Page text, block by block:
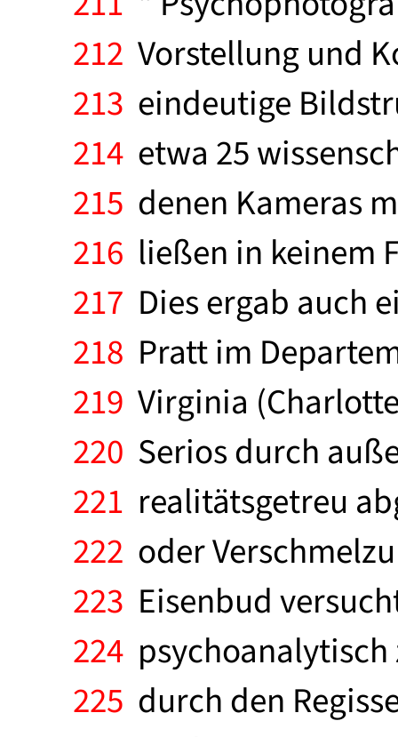
212 Vorstellung und
213 eindeutige
214 etwa 25
215 denen Kameras
216 ließen in keinem
217 Dies ergab auch
218 Pratt im
219 Virginia
220 Serios durch
221 realitätsgetreu
222 oder
223 Eisenbud
224
225 durch den